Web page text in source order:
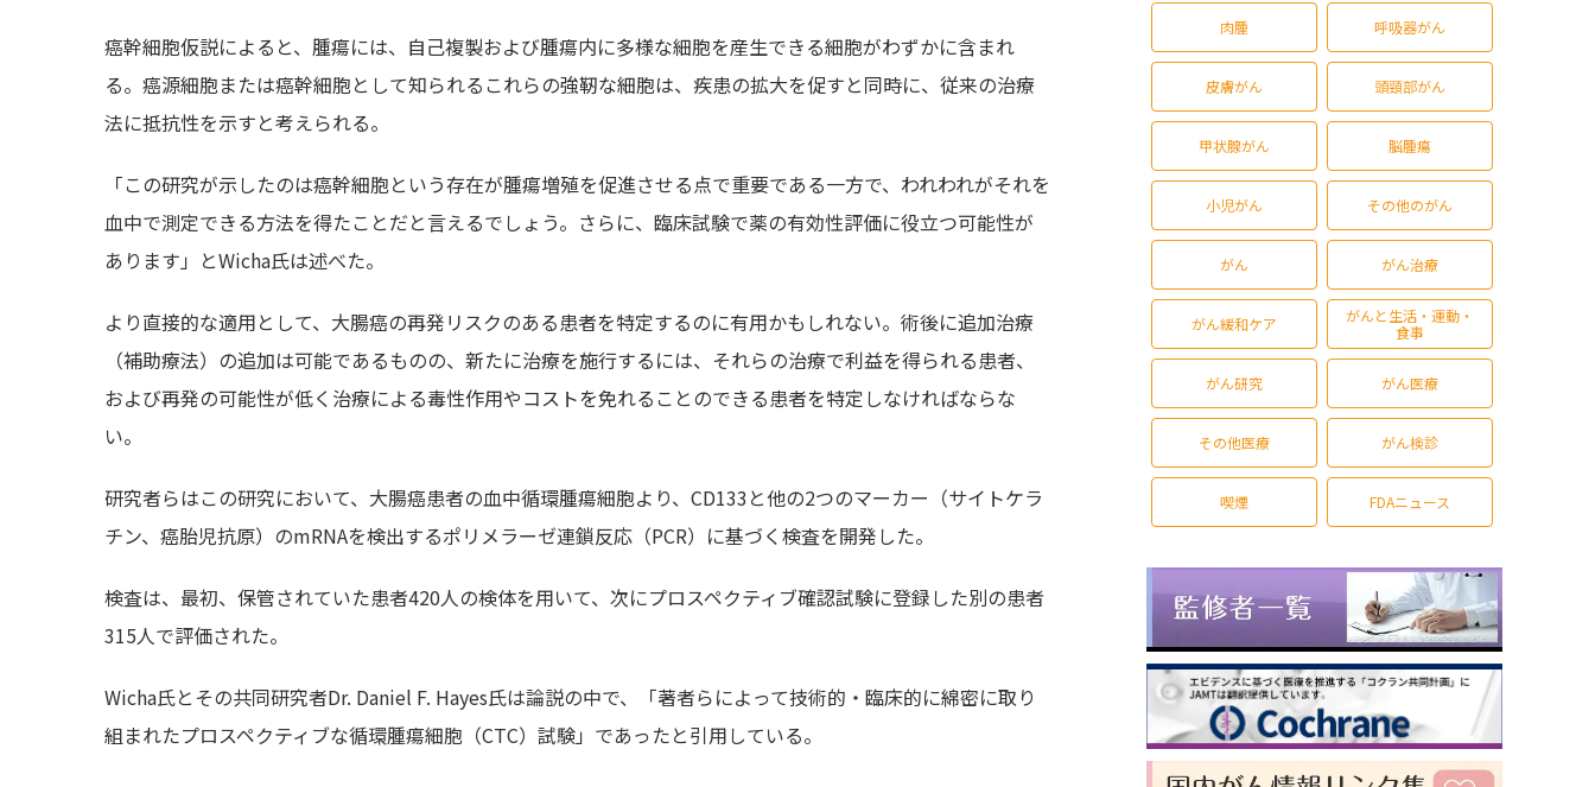
癌幹細胞仮説によると、腫瘍には、自己複製および腫瘍内に多様な細胞を産生できる細胞がわずかに含まれ
る。癌源細胞または癌幹細胞として知られるこれらの強靭な細胞は、疾患の拡大を促すと同時に、従来の治療
法に抵抗性を示すと考えられる。
「この研究が示したのは癌幹細胞という存在が腫瘍増殖を促進させる点で重要である一方で、われわれがそれを
血中で測定できる方法を得たことだと言えるでしょう。さらに、臨床試験で薬の有効性評価に役立つ可能性が
あります」とWicha氏は述べた。
より直接的な適用として、大腸癌の再発リスクのある患者を特定するのに有用かもしれない。術後に追加治療
（補助療法）の追加は可能であるものの、新たに治療を施行するには、それらの治療で利益を得られる患者、
および再発の可能性が低く治療による毒性作用やコストを免れることのできる患者を特定しなければならな
い。
研究者らはこの研究において、大腸癌患者の血中循環腫瘍細胞より、CD133と他の2つのマーカー（サイトケラ
チン、癌胎児抗原）のmRNAを検出するポリメラーゼ連鎖反応（PCR）に基づく検査を開発した。
検査は、最初、保管されていた患者420人の検体を用いて、次にプロスペクティブ確認試験に登録した別の患者
315人で評価された。
Wicha氏とその共同研究者Dr. Daniel F. Hayes氏は論説の中で、「著者らによって技術的・臨床的に綿密に取り
組まれたプロスペクティブな循環腫瘍細胞（CTC）試験」であったと引用している。
肉腫 呼吸器がん
皮膚がん 頭頸部がん
甲状腺がん 脳腫瘍
小児がん その他のがん
がん がん治療
がん緩和ケア
がんと生活・運動・
食事
がん研究 がん医療
その他医療 がん検診
喫煙 FDAニュース